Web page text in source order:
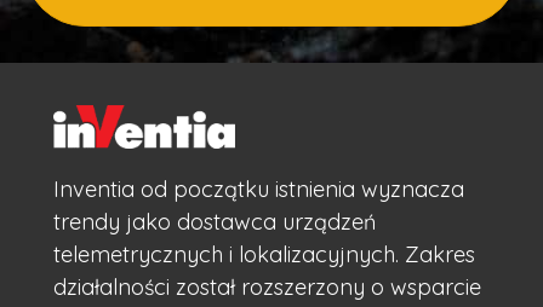
Inventia od początku istnienia wyznacza
trendy jako dostawca urządzeń
telemetrycznych i lokalizacyjnych. Zakres
działalności został rozszerzony o wsparcie